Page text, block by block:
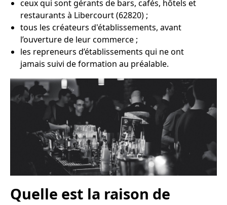
ceux qui sont gérants de bars, cafés, hôtels et
restaurants à Libercourt (62820) ;
tous les créateurs d'établissements, avant
l’ouverture de leur commerce ;
les repreneurs d’établissements qui ne ont
jamais suivi de formation au préalable.
Quelle est la raison de